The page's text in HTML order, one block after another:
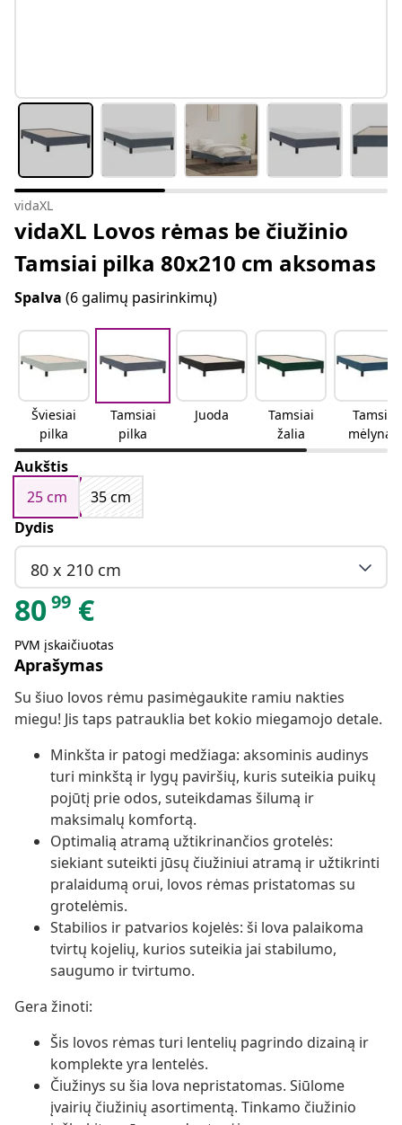
vidaXL
vidaXL Lovos rėmas be čiužinio
Tamsiai pilka 80x210 cm aksomas
Spalva (6 galimų pasirinkimų)
Šviesiai
pilka
Tamsiai
pilka
Juoda
Tamsiai
žalia
Tamsi
mėlyna
Aukštis
25 cm
35 cm
Dydis
80 x 210 cm
8099 €
PVM įskaičiuotas
Aprašymas
Su šiuo lovos rėmu pasimėgaukite ramiu nakties
miegu! Jis taps patrauklia bet kokio miegamojo detale.
Minkšta ir patogi medžiaga: aksominis audinys
turi minkštą ir lygų paviršių, kuris suteikia puikų
pojūtį prie odos, suteikdamas šilumą ir
maksimalų komfortą.
Optimalią atramą užtikrinančios grotelės:
siekiant suteikti jūsų čiužiniui atramą ir užtikrinti
pralaidumą orui, lovos rėmas pristatomas su
grotelėmis.
Stabilios ir patvarios kojelės: ši lova palaikoma
tvirtų kojelių, kurios suteikia jai stabilumo,
saugumo ir tvirtumo.
Gera žinoti:
Šis lovos rėmas turi lentelių pagrindo dizainą ir
komplekte yra lentelės.
Čiužinys su šia lova nepristatomas. Siūlome
įvairių čiužinių asortimentą. Tinkamo čiužinio